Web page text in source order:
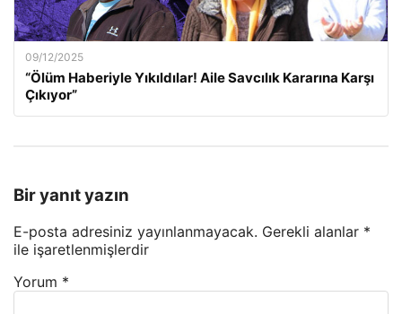
09/12/2025
“Ölüm Haberiyle Yıkıldılar! Aile Savcılık Kararına Karşı
Çıkıyor”
Bir yanıt yazın
E-posta adresiniz yayınlanmayacak. Gerekli alanlar *
ile işaretlenmişlerdir
Yorum *